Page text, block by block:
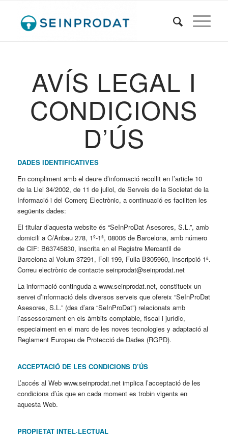
AVÍS LEGAL I
CONDICIONS
D’ÚS
DADES IDENTIFICATIVES
En compliment amb el deure d’informació recollit en l’article 10
de la Llei 34/2002, de 11 de juliol, de Serveis de la Societat de la
Informació i del Comerç Electrònic, a continuació es faciliten les
següents dades:
El titular d’aquesta website és “SeInProDat Asesores, S.L.”, amb
domicili a C/Aribau 278, 1º-1ª, 08006 de Barcelona, amb número
de CIF: B63745830, inscrita en el Registre Mercantil de
Barcelona al Volum 37291, Foli 199, Fulla B305960, Inscripció 1ª.
Correu electrònic de contacte seinprodat@seinprodat.net
La informació continguda a www.seinprodat.net, constitueix un
servei d’informació dels diversos serveis que ofereix “SeInProDat
Asesores, S.L.” (des d’ara “SeInProDat”) relacionats amb
l’assessorament en els àmbits comptable, fiscal i jurídic,
especialment en el marc de les noves tecnologies y adaptació al
Reglament Europeu de Protecció de Dades (RGPD).
ACCEPTACIÓ DE LES CONDICIONS D’ÚS
L’accés al Web www.seinprodat.net implica l’acceptació de les
condicions d’ús que en cada moment es trobin vigents en
aquesta Web.
PROPIETAT INTEL·LECTUAL